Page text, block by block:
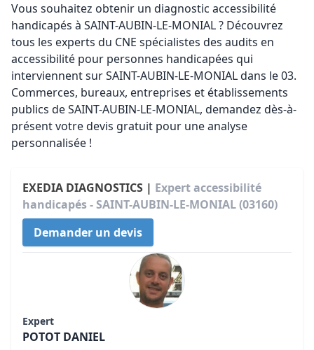
Vous souhaitez obtenir un diagnostic accessibilité
handicapés à SAINT-AUBIN-LE-MONIAL ? Découvrez
tous les experts du CNE spécialistes des audits en
accessibilité pour personnes handicapées qui
interviennent sur SAINT-AUBIN-LE-MONIAL dans le 03.
Commerces, bureaux, entreprises et établissements
publics de SAINT-AUBIN-LE-MONIAL, demandez dès-à-
présent votre devis gratuit pour une analyse
personnalisée !
EXEDIA DIAGNOSTICS | Expert accessibilité
handicapés - SAINT-AUBIN-LE-MONIAL (03160)
Demander un devis
Expert
POTOT DANIEL